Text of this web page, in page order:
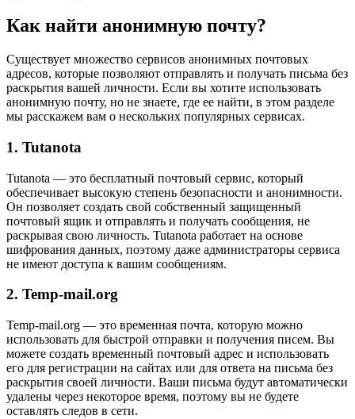
Как найти анонимную почту?
Существует множество сервисов анонимных почтовых
адресов, которые позволяют отправлять и получать письма без
раскрытия вашей личности. Если вы хотите использовать
анонимную почту, но не знаете, где ее найти, в этом разделе
мы расскажем вам о нескольких популярных сервисах.
1. Tutanota
Tutanota — это бесплатный почтовый сервис, который
обеспечивает высокую степень безопасности и анонимности.
Он позволяет создать свой собственный защищенный
почтовый ящик и отправлять и получать сообщения, не
раскрывая свою личность. Tutanota работает на основе
шифрования данных, поэтому даже администраторы сервиса
не имеют доступа к вашим сообщениям.
2. Temp-mail.org
Temp-mail.org — это временная почта, которую можно
использовать для быстрой отправки и получения писем. Вы
можете создать временный почтовый адрес и использовать
его для регистрации на сайтах или для ответа на письма без
раскрытия своей личности. Ваши письма будут автоматически
удалены через некоторое время, поэтому вы не будете
оставлять следов в сети.